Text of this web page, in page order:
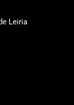
Leiria